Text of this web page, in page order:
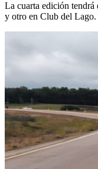
La cuarta edición tendrá
y otro en Club del Lago.